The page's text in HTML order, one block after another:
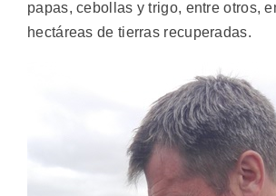
papas, cebollas y trigo, entre otros,
hectáreas de tierras recuperadas.